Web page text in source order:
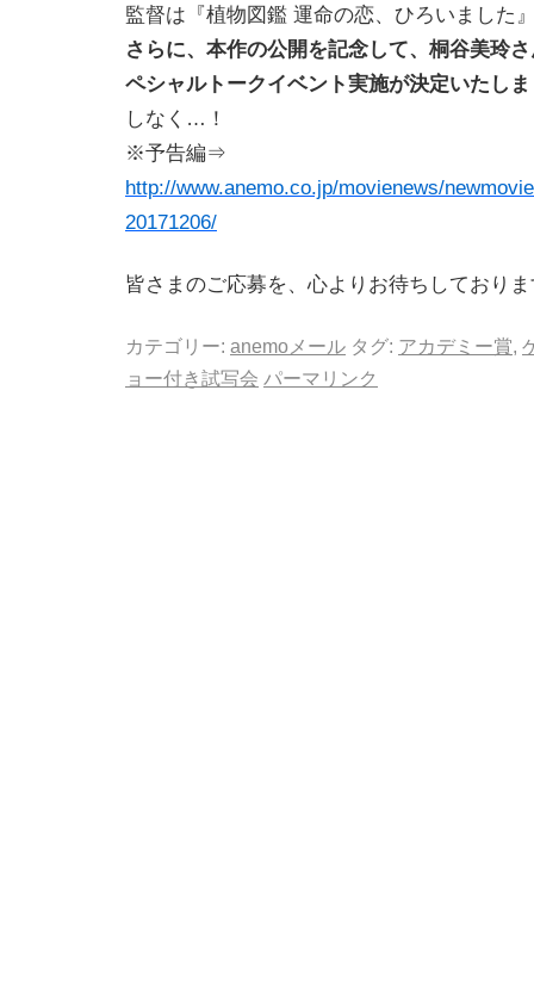
監督は『植物図鑑 運命の恋、ひろいました
さらに、本作の公開を記念して、桐谷美玲
ペシャルトークイベント実施が決定いたし
しなく…！
※予告編⇒
http://www.anemo.co.jp/movienews/
20171206/
皆さまのご応募を、心よりお待ちしており
カテゴリー: anemoメール タグ: アカデミー賞,
ョー付き試写会 パーマリンク